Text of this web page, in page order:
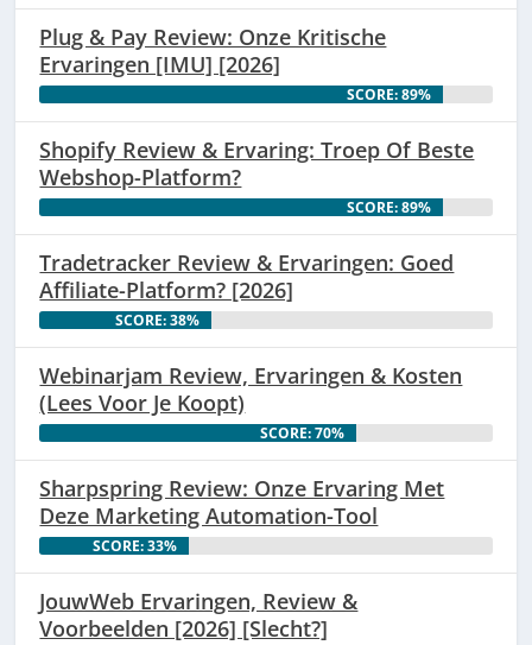
Plug & Pay Review: Onze Kritische
Ervaringen [IMU] [2026]
SCORE: 89%
Shopify Review & Ervaring: Troep Of Beste
Webshop-Platform?
SCORE: 89%
Tradetracker Review & Ervaringen: Goed
Affiliate-Platform? [2026]
SCORE: 38%
Webinarjam Review, Ervaringen & Kosten
(Lees Voor Je Koopt)
SCORE: 70%
Sharpspring Review: Onze Ervaring Met
Deze Marketing Automation-Tool
SCORE: 33%
JouwWeb Ervaringen, Review &
Voorbeelden [2026] [Slecht?]